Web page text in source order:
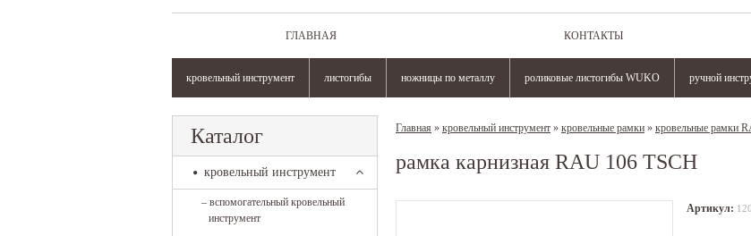
ГЛАВНАЯ КОНТАКТЫ
кровельный инструмент листогибы ножницы по металлу роликовые листогибы WUKO ручной
Каталог
кровельный инструмент
– вспомогательный кровельный
инструмент
Главная » кровельный инструмент » кровельные рамки » кровельные рамки
рамка карнизная RAU 106 TSCH
Артикул: